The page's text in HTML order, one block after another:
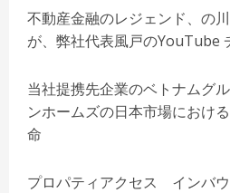
不動産金融のレジェンド、の
が、弊社代表風戸のYouTube
当社提携先企業のベトナムグ
ンホームズの日本市場におけ
命
プロパティアクセス インバ